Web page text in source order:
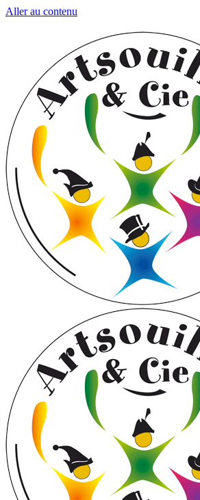
Aller au contenu